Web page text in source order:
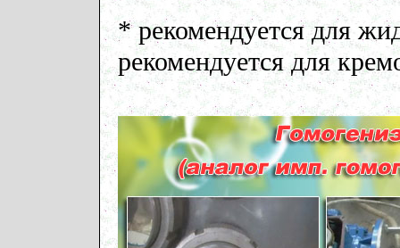
* рекомендуется для
рекомендуется для